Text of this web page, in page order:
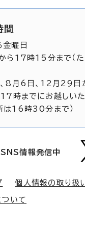
間
金曜日
ら17時15分まで（
、8月6日、12月29
時までにお越しいた
は16時30分まで）
情報発信中
個人情報の取り扱
いて